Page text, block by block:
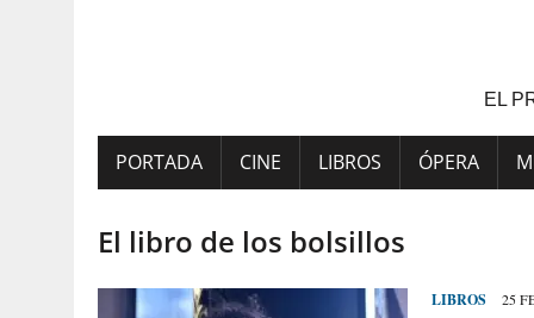
EL
PORTADA CINE LIBROS ÓPERA
El libro de los bolsillos
LIBROS 25